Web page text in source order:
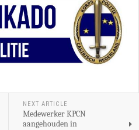
NEXT ARTICLE
Medewerker KPCN
aangehouden in